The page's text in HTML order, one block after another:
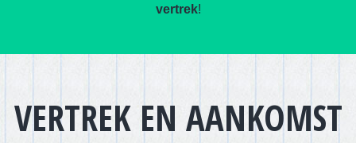
vertrek!
VERTREK EN AANKOMST